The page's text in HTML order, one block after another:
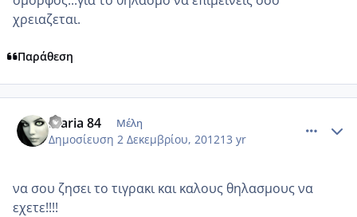
χρειαζεται.
Παράθεση
Maria 84 Μέλη
Δημοσίευση 2 Δεκεμβρίου, 201213 yr
να σου ζησει το τιγρακι και καλους θηλασμους να
εχετε!!!!